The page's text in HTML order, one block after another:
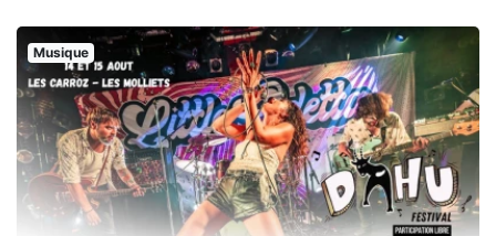
Musique